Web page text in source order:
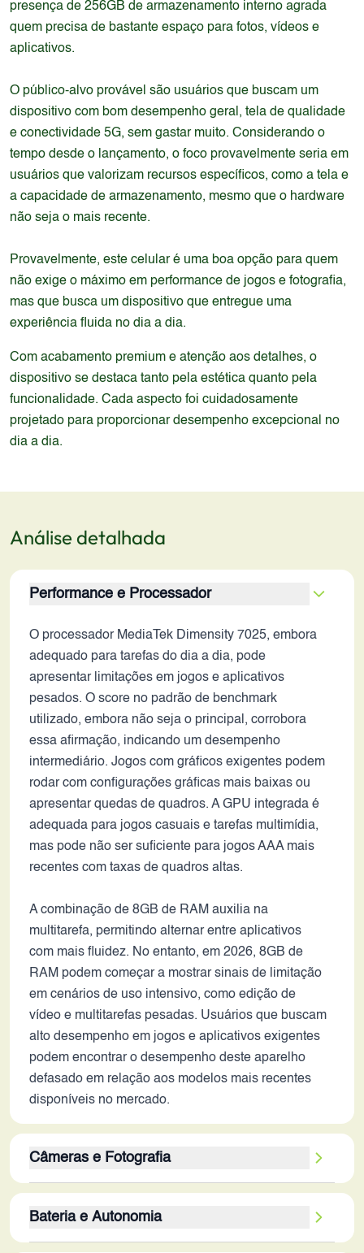
presença de 256GB de armazenamento interno agrada
quem precisa de bastante espaço para fotos, vídeos e
aplicativos.
O público-alvo provável são usuários que buscam um
dispositivo com bom desempenho geral, tela de qualidade
e conectividade 5G, sem gastar muito. Considerando o
tempo desde o lançamento, o foco provavelmente seria em
usuários que valorizam recursos específicos, como a tela e
a capacidade de armazenamento, mesmo que o hardware
não seja o mais recente.
Provavelmente, este celular é uma boa opção para quem
não exige o máximo em performance de jogos e fotografia,
mas que busca um dispositivo que entregue uma
experiência fluida no dia a dia.
Com acabamento premium e atenção aos detalhes, o
dispositivo se destaca tanto pela estética quanto pela
funcionalidade. Cada aspecto foi cuidadosamente
projetado para proporcionar desempenho excepcional no
dia a dia.
Análise detalhada
Performance e Processador
O processador MediaTek Dimensity 7025, embora
adequado para tarefas do dia a dia, pode
apresentar limitações em jogos e aplicativos
pesados. O score no padrão de benchmark
utilizado, embora não seja o principal, corrobora
essa afirmação, indicando um desempenho
intermediário. Jogos com gráficos exigentes podem
rodar com configurações gráficas mais baixas ou
apresentar quedas de quadros. A GPU integrada é
adequada para jogos casuais e tarefas multimídia,
mas pode não ser suficiente para jogos AAA mais
recentes com taxas de quadros altas.
A combinação de 8GB de RAM auxilia na
multitarefa, permitindo alternar entre aplicativos
com mais fluidez. No entanto, em 2026, 8GB de
RAM podem começar a mostrar sinais de limitação
em cenários de uso intensivo, como edição de
vídeo e multitarefas pesadas. Usuários que buscam
alto desempenho em jogos e aplicativos exigentes
podem encontrar o desempenho deste aparelho
defasado em relação aos modelos mais recentes
disponíveis no mercado.
Câmeras e Fotografia
estabilização óptica, é um ponto positivo,
permitindo fotos com boa nitidez e redução de
Bateria e Autonomia